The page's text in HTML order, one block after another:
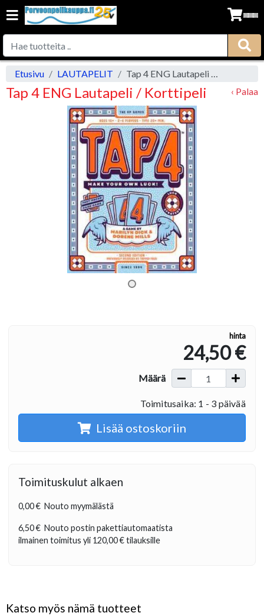
Etusivu LAUTAPELIT Tap 4 ENG Lautapeli / Korttipeli
Tap 4 ENG Lautapeli / Korttipeli ‹ Palaa
hinta
24,50 €
Määrä
Toimitusaika: 1 - 3 päivää
Lisää ostoskoriin
Toimituskulut alkaen
0,00 € Nouto myymälästä
6,50 € Nouto postin pakettiautomaatista
ilmainen toimitus yli 120,00 €tilauksille
Katso myös nämä tuotteet